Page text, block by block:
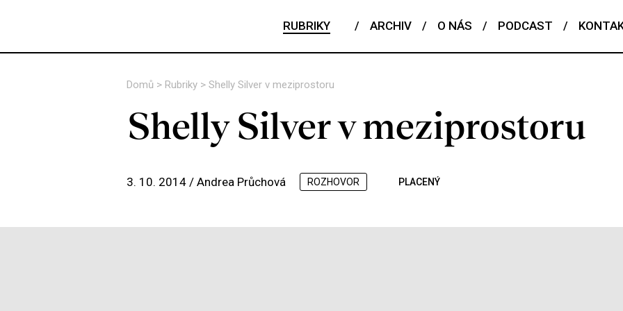
RUBRIKY / ARCHIV / O NÁS / PODCAST /
Domů > Rubriky > Shelly Silver v meziprostoru
Shelly Silver v meziprostoru
3. 10. 2014 / Andrea Průchová ROZHOVOR PLACENÝ